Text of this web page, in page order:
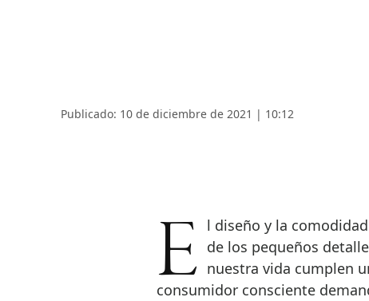
Publicado: 10 de diciembre de 2021 | 10:12
El diseño y la comodidad se unen en la tecnología del 2021 para hacer de los pequeños
nuestra vida cumplen
consumidor consciente